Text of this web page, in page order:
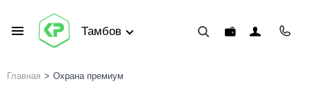
Тамбов
Главная > Охрана премиум